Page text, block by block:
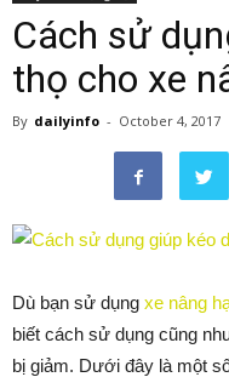
Cách sử
thọ cho xe
By dailyinfo - October 4, 2017
Dù bạn sử dụng xe nâng
biết cách sử dụng cũng
bị giảm. Dưới đây là một